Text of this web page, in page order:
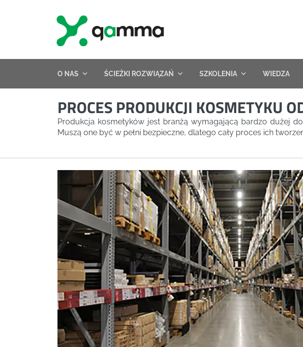
O NAS ŚCIEŻKI ROZWIĄZAŃ SZKOLENIA WIEDZA
PROCES PRODUKCJI KOSMETYKU
Produkcja kosmetyków jest branżą wymagającą bardzo dużej
Muszą one być w pełni bezpieczne, dlatego cały proces ich